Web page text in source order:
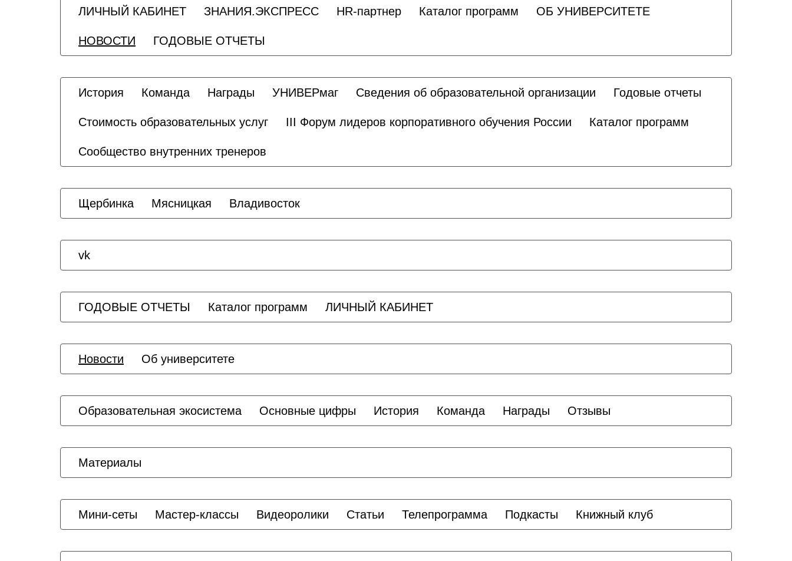
ЛИЧНЫЙ КАБИНЕТ ЗНАНИЯ.ЭКСПРЕСС HR-партнер Каталог программ ОБ УНИВЕРСИТЕТЕ
НОВОСТИ ГОДОВЫЕ ОТЧЕТЫ
История Команда Награды УНИВЕРмаг Сведения об образовательной организации Годовые отчеты
Стоимость образовательных услуг III Форум лидеров корпоративного обучения России Каталог программ
Сообщество внутренних тренеров
Щербинка Мясницкая Владивосток
vk
ГОДОВЫЕ ОТЧЕТЫ Каталог программ ЛИЧНЫЙ КАБИНЕТ
Новости Об университете
Образовательная экосистема Основные цифры История Команда Награды Отзывы
Материалы
Мини-сеты Мастер-классы Видеоролики Статьи Телепрограмма Подкасты Книжный клуб